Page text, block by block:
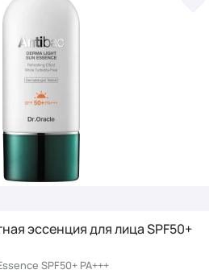
эссенция для лица SPF50+
SPF50+ PA+++